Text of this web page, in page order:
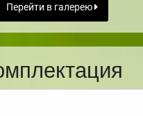
Перейти в галерею